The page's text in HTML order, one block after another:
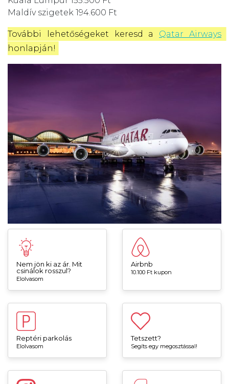
Maldív szigetek 194.600 Ft
További lehetőségeket keresd a Qatar Airways
honlapján!
Nem jön ki az ár. Mit
csinálok rosszul?
Elolvasom
Airbnb
10.100 Ft kupon
Reptéri parkolás
Elolvasom
Tetszett?
Segíts egy megosztással!